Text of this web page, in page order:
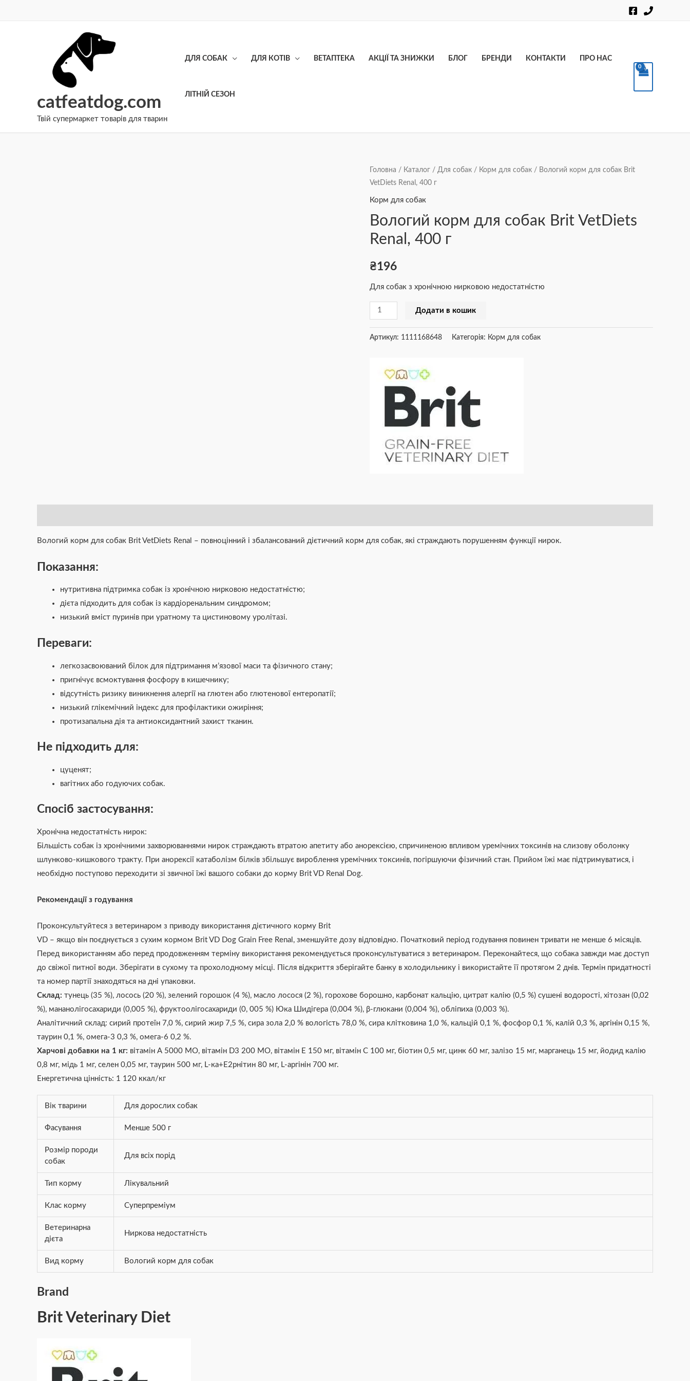
catfeatdog.com
Твій супермаркет товарів для тварин
ДЛЯ СОБАК ДЛЯ КОТІВ ВЕТАПТЕКА АКЦІЇ ТА ЗНИЖКИ БЛОГ БРЕНДИ КОНТАКТИ ПРО НАС
ЛІТНІЙ СЕЗОН
Головна / Каталог / Для собак / Корм для собак / Вологий корм для собак Brit
VetDiets Renal, 400 г
Корм для собак
Вологий корм для собак Brit VetDiets
Renal, 400 г
₴196
Для собак з хронічною нирковою недостатністю
Вологий
корм
для
Brit
VetDiets
400
Додати в кошик
Артикул: 1111168648 Категорія: Корм для собак
Вологий корм для собак Brit VetDiets Renal – повноцінний і збалансований дієтичний корм для собак, які страждають порушенням функції нирок.
Показання:
нутритивна підтримка собак із хронічною нирковою недостатністю;
дієта підходить для собак із кардіоренальним синдромом;
низький вміст пуринів при уратному та цистиновому уролітазі.
Переваги:
легкозасвоюваний білок для підтримання м’язової маси та фізичного стану;
пригнічує всмоктування фосфору в кишечнику;
відсутність ризику виникнення алергії на глютен або глютенової ентеропатії;
низький глікемічний індекс для профілактики ожиріння;
протизапальна дія та антиоксидантний захист тканин.
Не підходить для:
цуценят;
вагітних або годуючих собак.
Спосіб застосування:
Хронічна недостатність нирок:
Більшість собак із хронічними захворюваннями нирок страждають втратою апетиту або анорексією, спричиненою впливом уремічних токсинів на слизову оболонку
шлунково-кишкового тракту. При анорексії катаболізм білків збільшує вироблення уремічних токсинів, погіршуючи фізичний стан. Прийом їжі має підтримуватися, і
необхідно поступово переходити зі звичної їжі вашого собаки до корму Brit VD Renal Dog.
Рекомендації з годування
Проконсультуйтеся з ветеринаром з приводу використання дієтичного корму Brit
VD – якщо він поєднується з сухим кормом Brit VD Dog Grain Free Renal, зменшуйте дозу відповідно. Початковий період годування повинен тривати не менше 6 місяців.
Перед використанням або перед продовженням терміну використання рекомендується проконсультуватися з ветеринаром. Переконайтеся, що собака завжди має доступ
до свіжої питної води. Зберігати в сухому та прохолодному місці. Після відкриття зберігайте банку в холодильнику і використайте її протягом 2 днів. Термін придатності
та номер партії знаходяться на дні упаковки.
Склад: тунець (35 %), лосось (20 %), зелений горошок (4 %), масло лосося (2 %), горохове борошно, карбонат кальцію, цитрат калію (0,5 %) сушені водорості, хітозан (0,02
%), мананолігосахариди (0,005 %), фруктоолігосахариди (0, 005 %) Юка Шидігера (0,004 %), β-глюкани (0,004 %), обліпиха (0,003 %).
Аналітичний склад: сирий протеїн 7,0 %, сирий жир 7,5 %, сира зола 2,0 % вологість 78,0 %, сира клітковина 1,0 %, кальцій 0,1 %, фосфор 0,1 %, калій 0,3 %, аргінін 0,15 %,
таурин 0,1 %, омега-3 0,3 %, омега-6 0,2 %.
Харчові добавки на 1 кг: вітамін А 5000 МО, вітамін D3 200 МО, вітамін Е 150 мг, вітамін С 100 мг, біотин 0,5 мг, цинк 60 мг, залізо 15 мг, марганець 15 мг, йодид калію
0,8 мг, мідь 1 мг, селен 0,05 мг, таурин 500 мг, L-ка+E2рнітин 80 мг, L-аргінін 700 мг.
Енергетична цінність: 1 120 ккал/кг
Вік тварини Для дорослих собак
Фасування Менше 500 г
Розмір породи
собак
Для всіх порід
Тип корму Лікувальний
Клас корму Суперпреміум
Ветеринарна
дієта
Ниркова недостатність
Вид корму Вологий корм для собак
Brand
Brit Veterinary Diet